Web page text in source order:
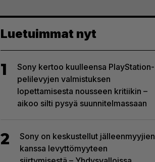
Luetuimmat nyt
1
Sony kertoo kuulleensa PlayStation-
pelilevyjen valmistuksen
lopettamisesta nousseen kritiikin –
aikoo silti pysyä suunnitelmassaan
2
Sony on keskustellut jälleenmyyjien
kanssa levyttömyyteen